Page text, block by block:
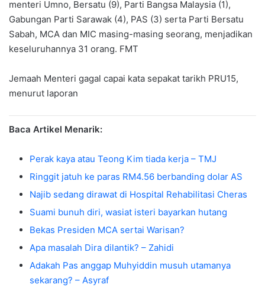
menteri Umno, Bersatu (9), Parti Bangsa Malaysia (1),
Gabungan Parti Sarawak (4), PAS (3) serta Parti Bersatu
Sabah, MCA dan MIC masing-masing seorang, menjadikan
keseluruhannya 31 orang. FMT
Jemaah Menteri gagal capai kata sepakat tarikh PRU15,
menurut laporan
Baca Artikel Menarik:
Perak kaya atau Teong Kim tiada kerja – TMJ
Ringgit jatuh ke paras RM4.56 berbanding dolar AS
Najib sedang dirawat di Hospital Rehabilitasi Cheras
Suami bunuh diri, wasiat isteri bayarkan hutang
Bekas Presiden MCA sertai Warisan?
Apa masalah Dira dilantik? – Zahidi
Adakah Pas anggap Muhyiddin musuh utamanya
sekarang? – Asyraf